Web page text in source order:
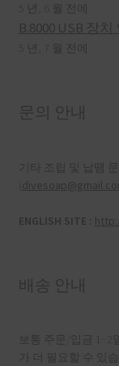
5 년, 6 월 전에
B.8000 USB 장
5 년, 7 월 전에
문의 안내
기타 조립 및 납땜
ENGLISH SITE :
배송 안내
보통 주문/입금
가 더 필요할 수 있습